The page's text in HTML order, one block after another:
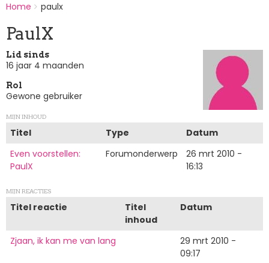
BREADCRUMBS
You
here:
Home paulx
PaulX
Lid sinds
16 jaar 4 maanden
Rol
Gewone gebruiker
MIJN INHOUD
Titel Type
Datum
Even voorstellen:
PaulX
Forumonderwerp
26 mrt 2010 -
16:13
MIJN REACTIES
Titel reactie
Titel
inhoud
Datum
Zjaan, ik kan me van lang
29 mrt 2010 -
09:17